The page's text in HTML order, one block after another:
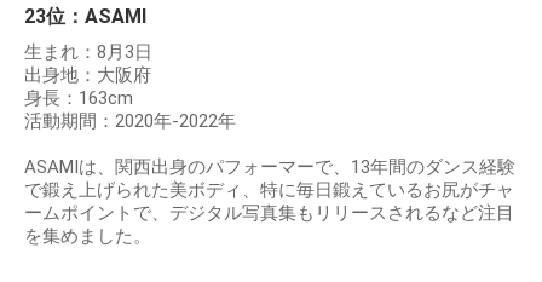
23位：ASAMI
生まれ：8月3日
出身地：大阪府
身長：163cm
活動期間：2020年-2022年
ASAMIは、関西出身のパフォーマーで、13年間のダンス経験
で鍛え上げられた美ボディ、特に毎日鍛えているお尻がチャ
ームポイントで、デジタル写真集もリリースされるなど注目
を集めました。